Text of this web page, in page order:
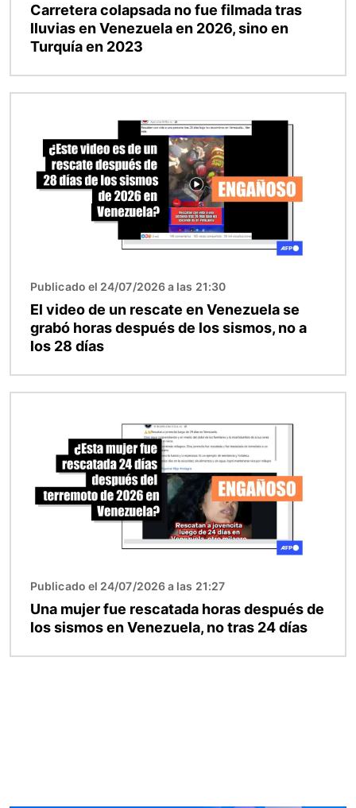
Carretera colapsada no fue filmada tras
lluvias en Venezuela en 2026, sino en
Turquía en 2023
Publicado el 24/07/2026 a las 21:30
El video de un rescate en Venezuela se
grabó horas después de los sismos, no a
los 28 días
Publicado el 24/07/2026 a las 21:27
Una mujer fue rescatada horas después de
los sismos en Venezuela, no tras 24 días